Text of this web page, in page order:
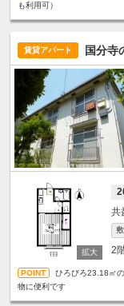
も利用可）
賃貸アパート 国分寺
敷
2
ひろびろ23.18㎡
物に便利です